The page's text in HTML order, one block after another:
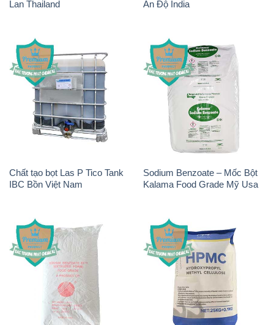
Lan Thailand Ấn Độ India
Chất tạo bọt Las P Tico Tank
IBC Bồn Việt Nam
Sodium Benzoate – Mốc Bột
Kalama Food Grade Mỹ Usa